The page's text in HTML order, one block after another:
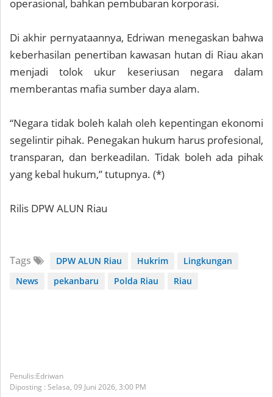
operasional, bahkan pembubaran korporasi.
Di akhir pernyataannya, Edriwan menegaskan bahwa
keberhasilan penertiban kawasan hutan di Riau akan
menjadi tolok ukur keseriusan negara dalam
memberantas mafia sumber daya alam.
“Negara tidak boleh kalah oleh kepentingan ekonomi
segelintir pihak. Penegakan hukum harus profesional,
transparan, dan berkeadilan. Tidak boleh ada pihak
yang kebal hukum,” tutupnya. (*)
Rilis DPW ALUN Riau
Tags DPW ALUN Riau Hukrim
Lingkungan
News
pekanbaru Polda Riau Riau
Edriwan
Diposting : Selasa, 09 Juni 2026, 3:00 PM